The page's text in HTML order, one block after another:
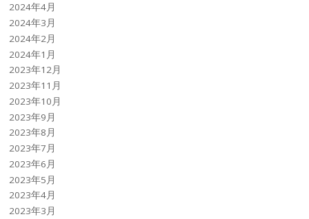
2024年4月
2024年3月
2024年2月
2024年1月
2023年12月
2023年11月
2023年10月
2023年9月
2023年8月
2023年7月
2023年6月
2023年5月
2023年4月
2023年3月